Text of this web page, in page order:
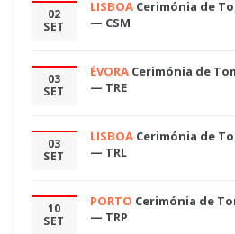
02
SET
LISBOA Cerimónia de
— CSM
03
SET
ÉVORA Cerimónia de
— TRE
03
SET
LISBOA Cerimónia de
— TRL
10
SET
PORTO Cerimónia de
— TRP